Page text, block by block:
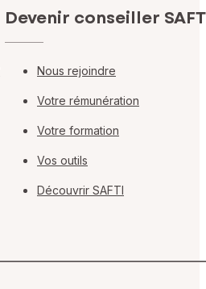
Devenir conseiller
Nous rejoindre
Votre rémunération
Votre formation
Vos outils
Découvrir SAFTI